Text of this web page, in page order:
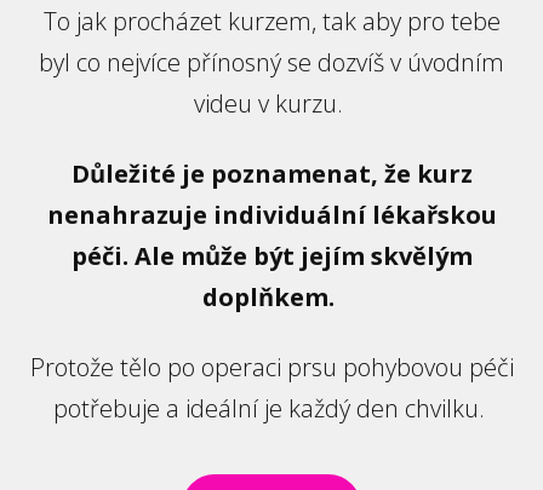
To jak procházet kurzem, tak aby pro tebe
byl co nejvíce přínosný se dozvíš v úvodním
videu v kurzu.
Důležité je poznamenat, že kurz
nenahrazuje individuální lékařskou
péči. Ale může být jejím skvělým
doplňkem.
Protože tělo po operaci prsu pohybovou péči
potřebuje a ideální je každý den chvilku.